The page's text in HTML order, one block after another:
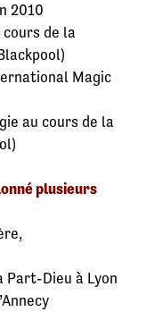
2010
cours de la
Magic
au cours de la
plusieurs
Part-Dieu à Lyon